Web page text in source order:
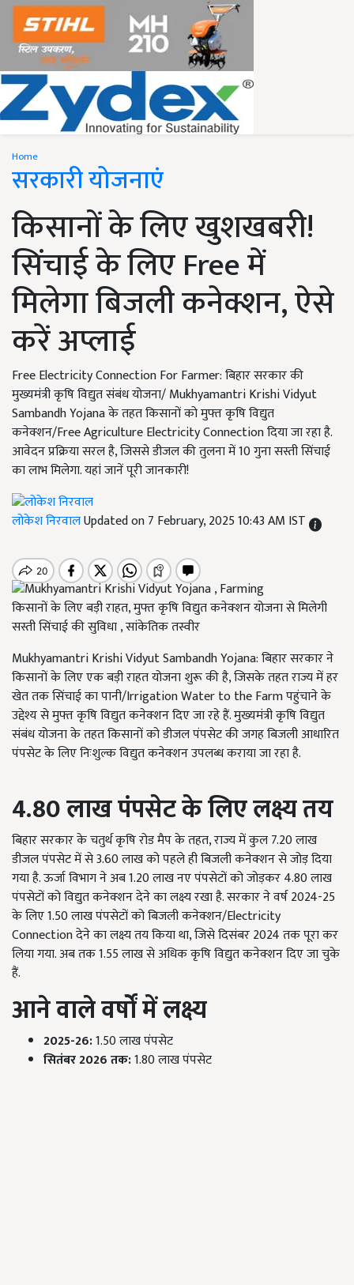
Home
सरकारी योजनाएं
किसानों के लिए खुशखबरी!
सिंचाई के लिए Free में
मिलेगा बिजली कनेक्शन, ऐसे
करें अप्लाई
Free Electricity Connection For Farmer: बिहार सरकार की
मुख्यमंत्री कृषि विद्युत संबंध योजना/ Mukhyamantri Krishi Vidyut
Sambandh Yojana के तहत किसानों को मुफ्त कृषि विद्युत
कनेक्शन/Free Agriculture Electricity Connection दिया जा रहा है.
आवेदन प्रक्रिया सरल है, जिससे डीजल की तुलना में 10 गुना सस्ती सिंचाई
का लाभ मिलेगा. यहां जानें पूरी जानकारी!
लोकेश निरवालUpdated on 7 February, 2025 10:43 AM IST
किसानों के लिए बड़ी राहत, मुफ्त कृषि विद्युत कनेक्शन योजना से मिलेगी
सस्ती सिंचाई की सुविधा , सांकेतिक तस्वीर
Mukhyamantri Krishi Vidyut Sambandh Yojana: बिहार सरकार ने
किसानों के लिए एक बड़ी राहत योजना शुरू की है, जिसके तहत राज्य में हर
खेत तक सिंचाई का पानी/Irrigation Water to the Farm पहुंचाने के
उद्देश्य से मुफ्त कृषि विद्युत कनेक्शन दिए जा रहे हैं. मुख्यमंत्री कृषि विद्युत
संबंध योजना के तहत किसानों को डीजल पंपसेट की जगह बिजली आधारित
पंपसेट के लिए निःशुल्क विद्युत कनेक्शन उपलब्ध कराया जा रहा है.
4.80लाख पंपसेट के लिए लक्ष्य तय
बिहार सरकार के चतुर्थ कृषि रोड मैप के तहत, राज्य में कुल 7.20 लाख
डीजल पंपसेट में से 3.60 लाख को पहले ही बिजली कनेक्शन से जोड़ दिया
गया है. ऊर्जा विभाग ने अब 1.20 लाख नए पंपसेटों को जोड़कर 4.80 लाख
पंपसेटों को विद्युत कनेक्शन देने का लक्ष्य रखा है. सरकार ने वर्ष 2024-25
के लिए 1.50 लाख पंपसेटों को बिजली कनेक्शन/Electricity
Connection देने का लक्ष्य तय किया था, जिसे दिसंबर 2024 तक पूरा कर
लिया गया. अब तक 1.55 लाख से अधिक कृषि विद्युत कनेक्शन दिए जा चुके
हैं.
आने वाले वर्षों में लक्ष्य
2025-26:1.50 लाख पंपसेट
सितंबर2026तक:1.80 लाख पंपसेट